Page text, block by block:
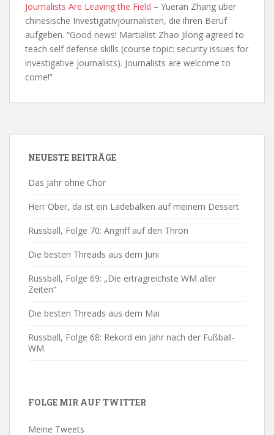
Journalists Are Leaving the Field – Yueran Zhang über
chinesische Investigativjournalisten, die ihren Beruf
aufgeben. “Good news! Martialist Zhao Jilong agreed to
teach self defense skills (course topic: security issues for
investigative journalists). Journalists are welcome to
come!”
NEUESTE BEITRÄGE
Das Jahr ohne Chor
Herr Ober, da ist ein Ladebalken auf meinem Dessert
Russball, Folge 70: Angriff auf den Thron
Die besten Threads aus dem Juni
Russball, Folge 69: „Die ertragreichste WM aller
Zeiten“
Die besten Threads aus dem Mai
Russball, Folge 68: Rekord ein Jahr nach der Fußball-
WM
FOLGE MIR AUF TWITTER
Meine Tweets